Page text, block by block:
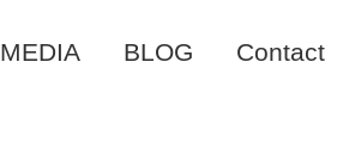
MEDIA BLOG Contact